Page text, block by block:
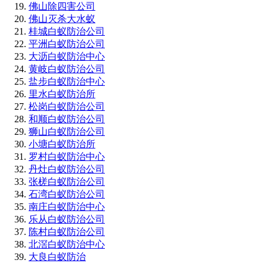
佛山除四害公司
佛山灭杀大水蚁
桂城白蚁防治公司
平洲白蚁防治公司
大沥白蚁防治中心
黄岐白蚁防治公司
盐步白蚁防治中心
里水白蚁防治所
松岗白蚁防治公司
和顺白蚁防治公司
狮山白蚁防治公司
小塘白蚁防治所
罗村白蚁防治中心
丹灶白蚁防治公司
张槎白蚁防治公司
石湾白蚁防治公司
南庄白蚁防治中心
乐从白蚁防治公司
陈村白蚁防治公司
北滘白蚁防治中心
大良白蚁防治